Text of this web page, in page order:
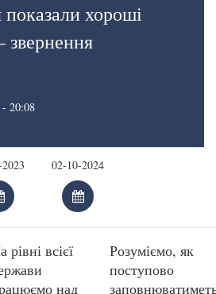
хороші
звернення
- 20:08
рівні всієї
над
Розуміємо, як
поступово